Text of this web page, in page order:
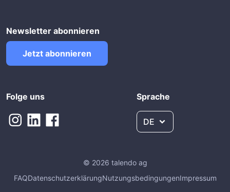
Newsletter abonnieren
Jetzt abonnieren
Folge uns Sprache
DE
© 2026 talendo ag
FAQDatenschutzerklärungNutzungsbedingungenImpressum